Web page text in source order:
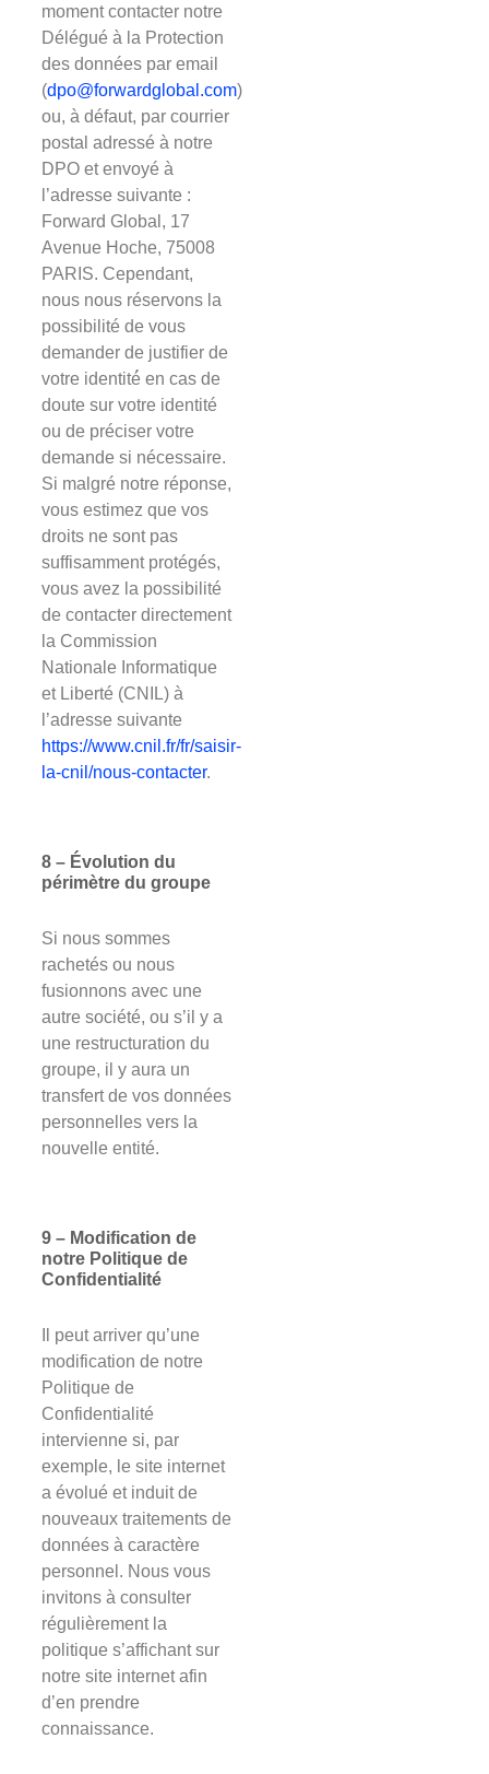
moment contacter notre
Délégué à la Protection
des données par email
(dpo@forwardglobal.com)
ou, à défaut, par courrier
postal adressé à notre
DPO et envoyé à
l’adresse suivante :
Forward Global, 17
Avenue Hoche, 75008
PARIS. Cependant,
nous nous réservons la
possibilité de vous
demander de justifier de
votre identité́ en cas de
doute sur votre identité
ou de préciser votre
demande si nécessaire.
Si malgré notre réponse,
vous estimez que vos
droits ne sont pas
suffisamment protégés,
vous avez la possibilité
de contacter directement
la Commission
Nationale Informatique
et Liberté (CNIL) à
l’adresse suivante
https://www.cnil.fr/fr/saisir-
la-cnil/nous-contacter.
8 – Évolution du
périmètre du groupe
Si nous sommes
rachetés ou nous
fusionnons avec une
autre société, ou s’il y a
une restructuration du
groupe, il y aura un
transfert de vos données
personnelles vers la
nouvelle entité.
9 – Modification de
notre Politique de
Confidentialité
Il peut arriver qu’une
modification de notre
Politique de
Confidentialité
intervienne si, par
exemple, le site internet
a évolué et induit de
nouveaux traitements de
données à caractère
personnel. Nous vous
invitons à consulter
régulièrement la
politique s’affichant sur
notre site internet afin
d’en prendre
connaissance.